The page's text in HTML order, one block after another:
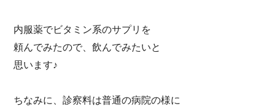
内服薬でビタミン系のサプリを
頼んでみたので、飲んでみたいと
思います♪
ちなみに、診察料は普通の病院の様に